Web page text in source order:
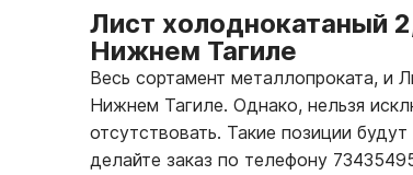
Лист холоднокатаный
Нижнем Тагиле
Весь сортамент металлопроката, и
Нижнем Тагиле. Однако, нельзя
отсутствовать. Такие позиции
делайте заказ по телефону